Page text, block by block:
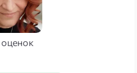
оценок